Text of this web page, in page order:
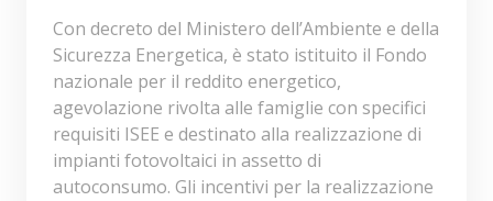
Con decreto del Ministero dell’Ambiente e della
Sicurezza Energetica, è stato istituito il Fondo
nazionale per il reddito energetico,
agevolazione rivolta alle famiglie con specifici
requisiti ISEE e destinato alla realizzazione di
impianti fotovoltaici in assetto di
autoconsumo. Gli incentivi per la realizzazione